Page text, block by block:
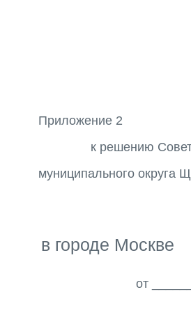
Приложение 2
к решению Совета
муниципального округа
в городе Москве
от